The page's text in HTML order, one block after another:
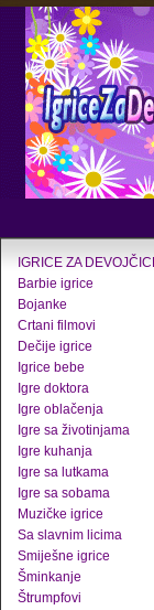
IGRICE ZA
Barbie igrice
Bojanke
Crtani filmovi
Dečije igrice
Igrice bebe
Igre doktora
Igre oblačenja
Igre sa životinjama
Igre kuhanja
Igre sa lutkama
Igre sa sobama
Muzičke igrice
Sa slavnim licima
Smiješne igrice
Šminkanje
Štrumpfovi